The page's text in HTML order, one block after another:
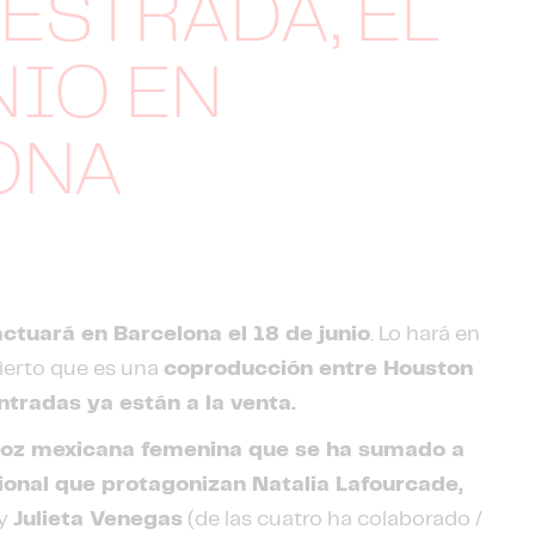
EL
EN
en Barcelona el 18 de junio. Lo hará en
que es una coproducción entre Houston
ya están a la venta.
mexicana femenina que se ha sumado a
que protagonizan Natalia Lafourcade,
Julieta Venegas (de las cuatro ha colaborado /